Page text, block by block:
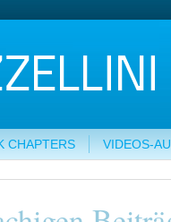
CHAPTERS VIDEOS-